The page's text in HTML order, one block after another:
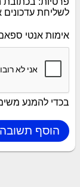
לשליחת עדכונים
אימות אנטי
בכדי להמנע